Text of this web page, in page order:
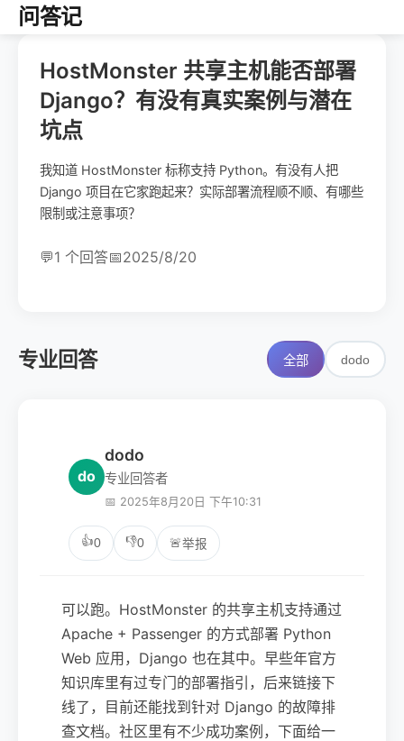
问答记
HostMonster 共享主机能否部署
Django？有没有真实案例与潜在
坑点
我知道 HostMonster 标称支持 Python。有没有人把
Django 项目在它家跑起来？实际部署流程顺不顺、有哪些
限制或注意事项？
💬1 个回答📅2025/8/20
专业回答 全部 dodo
do
dodo
专业回答者
📅 2025年8月20日 下午10:31
👍0 👎0 🚨举报
可以跑。HostMonster 的共享主机支持通过
Apache + Passenger 的方式部署 Python
Web 应用，Django 也在其中。早些年官方
知识库里有过专门的部署指引，后来链接下
线了，目前还能找到针对 Django 的故障排
查文档。社区里有不少成功案例，下面给一